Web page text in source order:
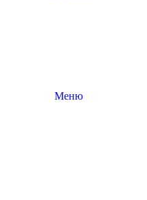
Меню